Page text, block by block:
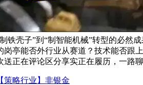
铁壳子”到“制智能机械”转型的必然
亭能否外行业从赛道？技术能否跟
正在评论区分享实正在履历，一路
策略行业】非银金